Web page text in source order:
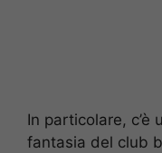
In particolare, c’è
fantasia del club